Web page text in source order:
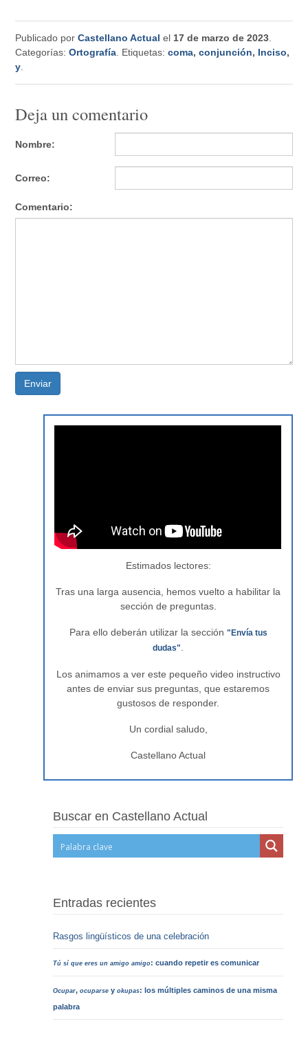
Publicado porCastellano Actual el 17 de marzo de 2023
Categorías:Ortografía . Etiquetas:coma,conjunción, Inciso,
y
Deja un comentario
Nombre:
Correo:
Comentario:
Enviar
Estimados lectores:
Tras una larga ausencia, hemos vuelto a habilitar la
sección de preguntas.
Para ello deberán utilizar la sección "Envía tus
dudas".
Los animamos a ver este pequeño video instructivo
antes de enviar sus preguntas, que estaremos
gustosos de responder.
Un cordial saludo,
Castellano Actual
Buscar en Castellano Actual
Entradas recientes
Rasgos lingüísticos de una celebración
Tú sí que eres un amigo amigo: cuando repetir es comunicar
Ocupar,ocuparse yokupas: los múltiples caminos de una misma
palabra